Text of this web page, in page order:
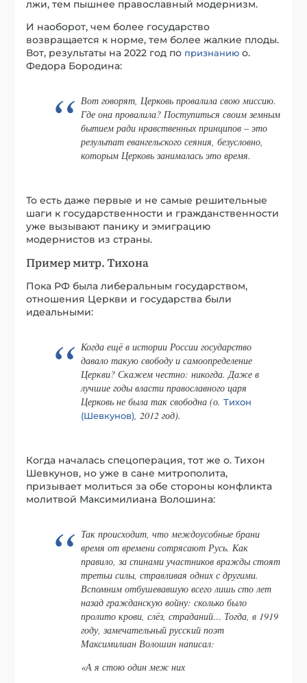
лжи, тем пышнее православный модернизм.
И наоборот, чем более государство
возвращается к норме, тем более жалкие плоды.
Вот, результаты на 2022 год по признанию о.
Федора Бородина:
Вот говорят, Церковь провалила свою миссию.
Где она провалила? Поступиться своим земным
бытием ради нравственных принципов – это
результат евангельского сеяния, безусловно,
которым Церковь занималась это время.
То есть даже первые и не самые решительные
шаги к государственности и гражданственности
уже вызывают панику и эмиграцию
модернистов из страны.
Пример митр. Тихона
Пока РФ была либеральным государством,
отношения Церкви и государства были
идеальными:
Когда ещё в истории России государство
давало такую свободу и самоопределение
Церкви? Скажем честно: никогда. Даже в
лучшие годы власти православного царя
Церковь не была так свободна (о.Тихон
(Шевкунов), 2012 год).
Когда началась спецоперация, тот же о. Тихон
Шевкунов, но уже в сане митрополита,
призывает молиться за обе стороны конфликта
молитвой Максимилиана Волошина:
Так происходит, что междоусобные брани
время от времени сотрясают Русь. Как
правило, за спинами участников вражды стоят
третьи силы, стравливая одних с другими.
Вспомним отбушевавшую всего лишь сто лет
назад гражданскую войну: сколько было
пролито крови, слёз, страданий… Тогда, в 1919
году, замечательный русский поэт
Максимилиан Волошин написал:
«А я стою один меж них